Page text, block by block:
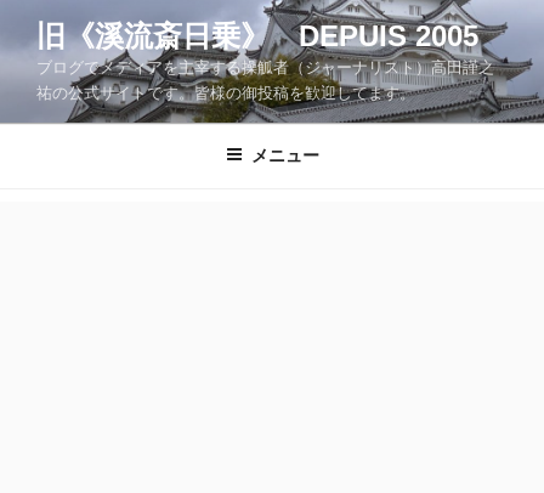
ツ
旧《溪流斎日乗》 DEPUIS 2005
ブログでメディアを主宰する操觚者（ジャーナリスト）高田謹之
祐の公式サイトです。皆様の御投稿を歓迎してます。
メニュー